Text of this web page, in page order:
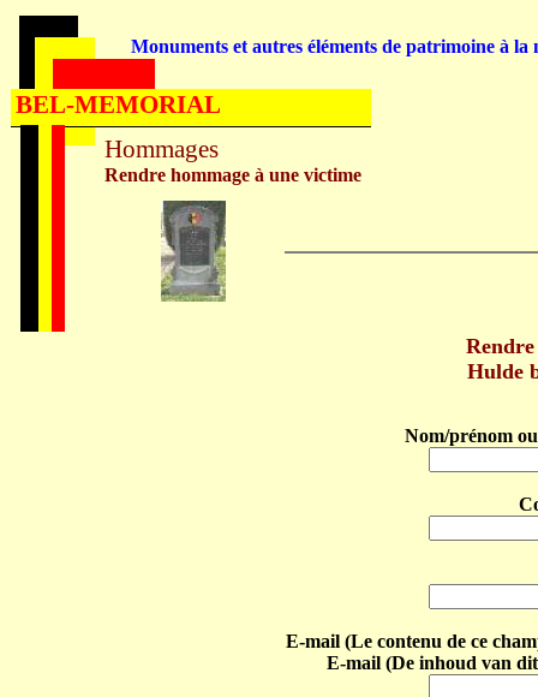
Hulde
Nom/prénom
E-mail (Le contenu de ce
E-mail (De inhoud van
Hommages
Rendre hommage à une victime
Monuments et autres éléments de patrimoine à la
BEL-MEMORIAL